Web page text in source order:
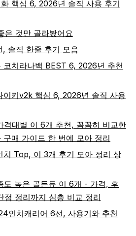
핵심 6, 2026년 솔직 사용 후기
은 것만 골라봤어요
, 솔직 한줄 후기 모음
코치라나백 BEST 6, 2026년 추천
이키v2k 핵심 6, 2026년 솔직 사용
격대별 이 6개 추천, 꼼꼼히 비교한
구매 가이드 한 번에 모아 정리
Top, 이 3개 후기 모아 정리 상
도 높은 골든듀 이 6개 - 가격, 후
정리까지 심층 비교 정리
인치캐리어 6선, 사용기와 추천